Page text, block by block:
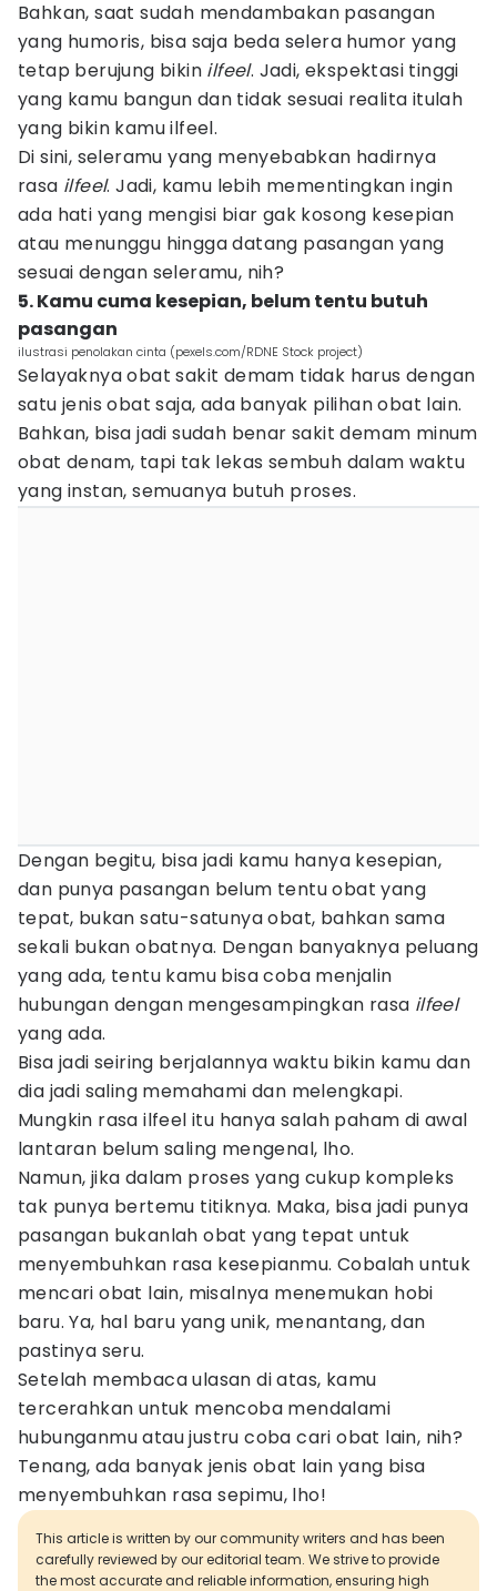
Bahkan, saat sudah mendambakan pasangan
yang humoris, bisa saja beda selera humor yang
tetap berujung bikin ilfeel. Jadi, ekspektasi tinggi
yang kamu bangun dan tidak sesuai realita itulah
yang bikin kamu ilfeel.
Di sini, seleramu yang menyebabkan hadirnya
rasa ilfeel. Jadi, kamu lebih mementingkan ingin
ada hati yang mengisi biar gak kosong kesepian
atau menunggu hingga datang pasangan yang
sesuai dengan seleramu, nih?
5. Kamu cuma kesepian, belum tentu butuh
pasangan
ilustrasi penolakan cinta (pexels.com/RDNE Stock project)
Selayaknya obat sakit demam tidak harus dengan
satu jenis obat saja, ada banyak pilihan obat lain.
Bahkan, bisa jadi sudah benar sakit demam minum
obat denam, tapi tak lekas sembuh dalam waktu
yang instan, semuanya butuh proses.
Dengan begitu, bisa jadi kamu hanya kesepian,
dan punya pasangan belum tentu obat yang
tepat, bukan satu-satunya obat, bahkan sama
sekali bukan obatnya. Dengan banyaknya peluang
yang ada, tentu kamu bisa coba menjalin
hubungan dengan mengesampingkan rasa ilfeel
yang ada.
Bisa jadi seiring berjalannya waktu bikin kamu dan
dia jadi saling memahami dan melengkapi.
Mungkin rasa ilfeel itu hanya salah paham di awal
lantaran belum saling mengenal, lho.
Namun, jika dalam proses yang cukup kompleks
tak punya bertemu titiknya. Maka, bisa jadi punya
pasangan bukanlah obat yang tepat untuk
menyembuhkan rasa kesepianmu. Cobalah untuk
mencari obat lain, misalnya menemukan hobi
baru. Ya, hal baru yang unik, menantang, dan
pastinya seru.
Setelah membaca ulasan di atas, kamu
tercerahkan untuk mencoba mendalami
hubunganmu atau justru coba cari obat lain, nih?
Tenang, ada banyak jenis obat lain yang bisa
menyembuhkan rasa sepimu, lho!
This article is written by our community writers and has been
carefully reviewed by our editorial team. We strive to provide
the most accurate and reliable information, ensuring high